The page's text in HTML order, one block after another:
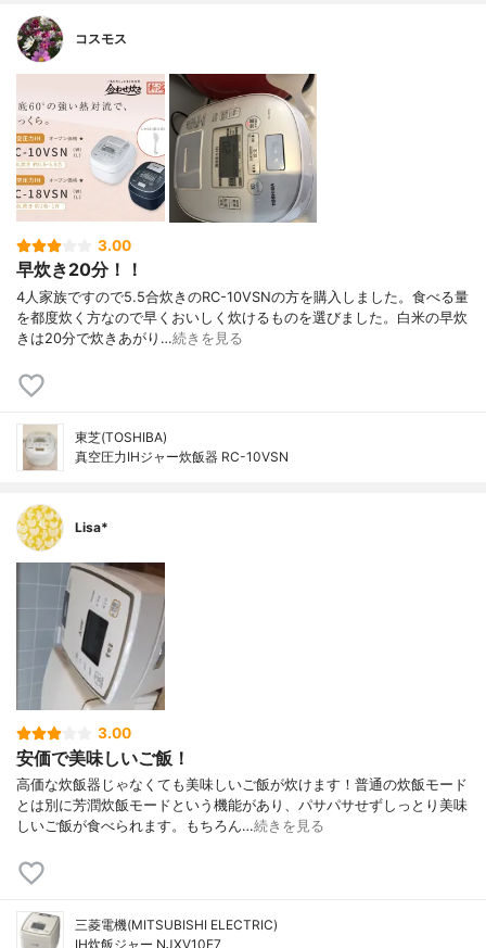
コスモス
3.00
早炊き20分！！
4人家族ですので5.5合炊きのRC-10VSNの方を購入しました。食べる量
を都度炊く方なので早くおいしく炊けるものを選びました。白米の早炊
きは20分で炊きあがり…続きを見る
東芝(TOSHIBA)
真空圧力IHジャー炊飯器 RC-10VSN
Lisa*
3.00
安価で美味しいご飯！
高価な炊飯器じゃなくても美味しいご飯が炊けます！普通の炊飯モード
とは別に芳潤炊飯モードという機能があり、パサパサせずしっとり美味
しいご飯が食べられます。もちろん…続きを見る
三菱電機(MITSUBISHI ELECTRIC)
IH炊飯ジャー NJXV10E7